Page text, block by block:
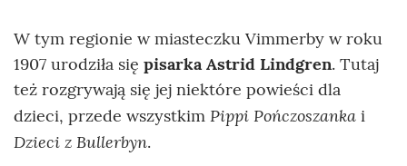
W tym regionie w miasteczku Vimmerby w roku
1907 urodziła się pisarka Astrid Lindgren. Tutaj
też rozgrywają się jej niektóre powieści dla
dzieci, przede wszystkim Pippi Pończoszanka i
Dzieci z Bullerbyn.